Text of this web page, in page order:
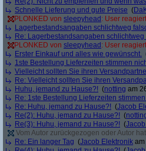
Schnelle Lieferung und gute Preise (
PLONKED von sleepyhead : User
Lagerbestandsangaben schlichtweg
Re: Lagerbestandsangaben schlichtweg
PLONKED von sleepyhead : User
Erster Einkauf und alles wie gewünscht.
1ste Bestellung Lieferzeiten stimmen
Vielleicht sollten Sie ihren
Re: Vielleicht sollten Sie ihren
Huhu, jemand zu Hause?! (notting am
Re: 1ste Bestellung Lieferzeiten
Re: Huhu, jemand zu Hause?! (Jacob
Re(2): Huhu, jemand zu Hause?! (
Re(3): Huhu, jemand zu Hause?! (
Vom Autor zurückgezogen oder Autor
Re: Ein langer Tag (Jacob Elektronik